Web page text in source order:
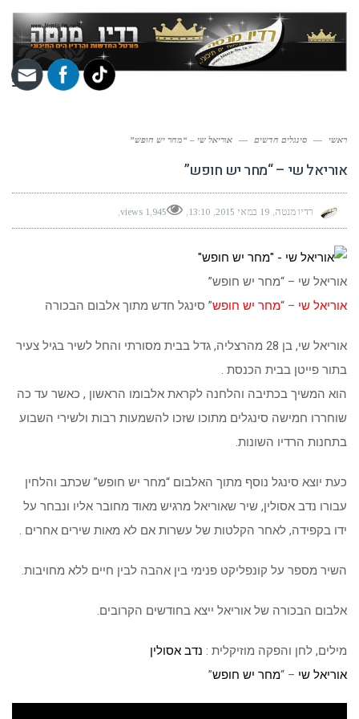
ראשי — סינגלים חדשים — אוריאל שי – “מחר יש חופש”
אוריאל שי – “מחר יש חופש”
רדיו מנטה 19 במאי 2015 13:10
1,945 views
אוריאל שי – “מחר יש חופש”
אוריאל שי – “מחר יש חופש” סינגל חדש מתוך אלבום הבכורה
אוריאל שי, בן 28 מהרצליה, גדל בבית מסורתי והחל לשיר בגיל צעיר
בתור פייטן בבית הכנסת .
הוא המשיך בכתיבה והלחנה לקראת אלבומו הראשון , כאשר עד כה
שוחררו חמישה סינגלים מתוכו שזכו להשמעות רבות ולשירי השבוע
בתחנות הרדיו השונות.
כעת יוצא סינגל נוסף מתוך האלבום “מחר יש חופש” שכתב והלחין
עבורו נדב אסולין, שיר שאוריאל מרגיש מאוד מחובר אליו ונבחר על
ידו בקפידה, לאחר הקלטות של עשרות אם לא מאות שירים אחרים .
השיר מספר על קונפליקט פנימי בין אהבה לבין חיים ללא מחויבות.
אלבום הבכורה של אוריאל ייצא בחודשים הקרובים.
מילים, לחן והפקה מוזיקלית : נדב אסולין
אוריאל שי – “מחר יש חופש”